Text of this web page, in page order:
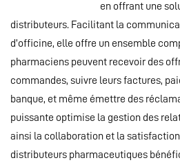
en offrant une
distributeurs. Facilitant la
d’officine, elle offre un ensemble
pharmaciens peuvent recevoir des
commandes, suivre leurs factures,
banque, et même émettre des
puissante optimise la gestion des
ainsi la collaboration et la
distributeurs pharmaceutiques